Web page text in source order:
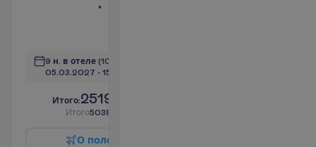
9 н. в отеле (10 н. всего)
05.03.2027 - 15.03.2027
Итого:2519.00
Итого5038.00
О поле